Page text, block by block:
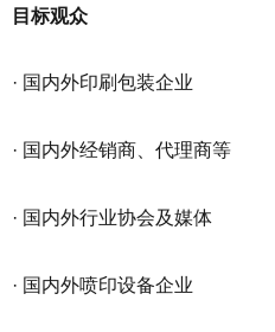
目标观众
· 国内外印刷包装企业
· 国内外经销商、代理商等
· 国内外行业协会及媒体
· 国内外喷印设备企业